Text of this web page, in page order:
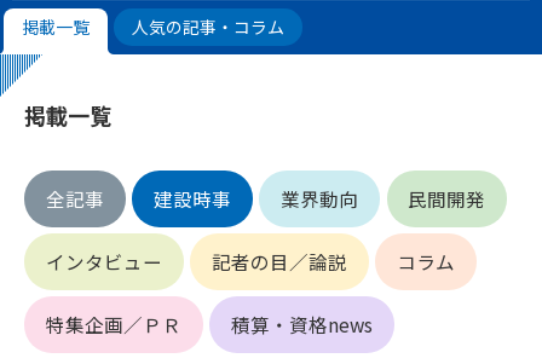
掲載一覧 人気の記事・コラム
掲載一覧
全記事 建設時事 業界動向 民間開発
インタビュー 記者の目／論説 コラム
特集企画／ＰＲ 積算・資格news
会員とは、本規約を承諾の上、所定の会員申込手続きを完了
後、管理者がこれを承認した者をいいます。
第4条（会員の定義と登録）
1. 管理者は前条により審査の結果、会員申込みをした者が以下
員としての権限を承認しないことがあります。
(1) 会員申し込みをした者が実在しなかった場合
(2) 本規約に違反した場合/li>
(3) 会員申し込みの際、申告事項に虚偽があった場合
(4) 会員申込者が管理者所定の手続き通りに会員申込手続き処
理を行わなかった場合
(5) その他管理者が会員とすることを不適当と判断した場合